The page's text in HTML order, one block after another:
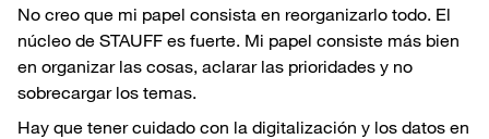
No creo que mi papel consista en reorganizarlo todo. El
núcleo de STAUFF es fuerte. Mi papel consiste más bien
en organizar las cosas, aclarar las prioridades y no
sobrecargar los temas.
Hay que tener cuidado con la digitalización y los datos en